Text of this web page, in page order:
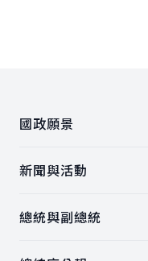
國政願景
新聞與活動
總統與副總統